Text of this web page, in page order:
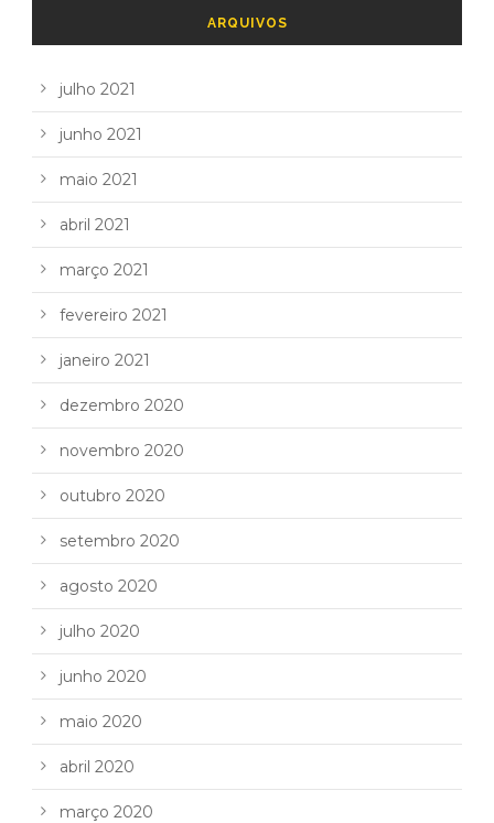
ARQUIVOS
julho 2021
junho 2021
maio 2021
abril 2021
março 2021
fevereiro 2021
janeiro 2021
dezembro 2020
novembro 2020
outubro 2020
setembro 2020
agosto 2020
julho 2020
junho 2020
maio 2020
abril 2020
março 2020